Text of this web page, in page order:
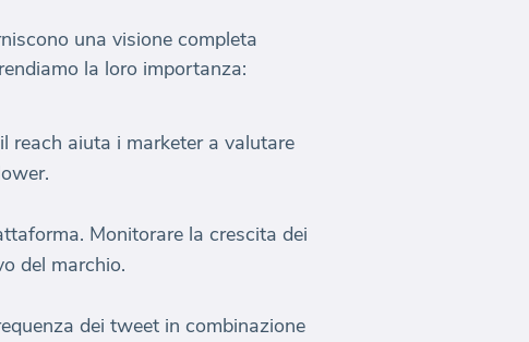
una visione completa
la loro importanza:
reach aiuta i marketer a valutare
Monitorare la crescita dei
del marchio.
dei tweet in combinazione